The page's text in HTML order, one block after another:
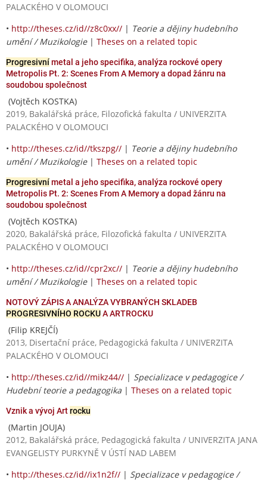
PALACKÉHO V OLOMOUCI
• http://theses.cz/id//z8c0xx// | Teorie a dějiny hudebního
umění / Muzikologie| Theses on a related topic
Progresivnímetal a jeho specifika, analýza rockové opery
Metropolis Pt. 2: Scenes From A Memory a dopad žánru na
soudobou společnost
(Vojtěch KOSTKA)
2019, Bakalářská práce, Filozofická fakulta / UNIVERZITA
PALACKÉHO V OLOMOUCI
• http://theses.cz/id//tkszpg// | Teorie a dějiny hudebního
umění / Muzikologie| Theses on a related topic
Progresivnímetal a jeho specifika, analýza rockové opery
Metropolis Pt. 2: Scenes From A Memory a dopad žánru na
soudobou společnost
(Vojtěch KOSTKA)
2020, Bakalářská práce, Filozofická fakulta / UNIVERZITA
PALACKÉHO V OLOMOUCI
• http://theses.cz/id//cpr2xc// | Teorie a dějiny hudebního
umění / Muzikologie| Theses on a related topic
NOTOVÝ ZÁPIS A ANALÝZA VYBRANÝCH SKLADEB
PROGRESIVNÍHO ROCKUA ARTROCKU
(Filip KREJČÍ)
2013, Disertační práce, Pedagogická fakulta / UNIVERZITA
PALACKÉHO V OLOMOUCI
• http://theses.cz/id//mikz44// | Specializace v pedagogice /
Hudební teorie a pedagogika | Theses on a related topic
Vznik a vývoj Artrocku
(Martin JOUJA)
2012, Bakalářská práce, Pedagogická fakulta / UNIVERZITA JANA
EVANGELISTY PURKYNĚ V ÚSTÍ NAD LABEM
• http://theses.cz/id//ix1n2f// | Specializace v pedagogice /